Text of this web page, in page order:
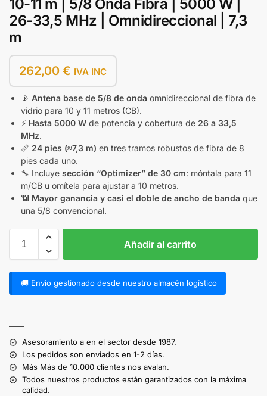
10-11 m | 5/8 Onda Fibra | 5000 W |
26-33,5 MHz | Omnidireccional | 7,3
m
262,00 € IVA INC
📡 Antena base de 5/8 de onda omnidireccional de fibra de
vidrio para 10 y 11 metros (CB).
⚡ Hasta 5000 W de potencia y cobertura de 26 a 33,5
MHz.
📏 24 pies (≈7,3 m) en tres tramos robustos de fibra de 8
pies cada uno.
🔧 Incluye sección “Optimizer” de 30 cm: móntala para 11
m/CB u omítela para ajustar a 10 metros.
📶 Mayor ganancia y casi el doble de ancho de banda que
una 5/8 convencional.
Añadir al carrito
🚚 Envío gestionado desde nuestro almacén logístico
l
t
e
r
n
——
Asesoramiento a en el sector desde 1987.
Los pedidos son enviados en 1-2 días.
Más Más de 10.000 clientes nos avalan.
Todos nuestros productos están garantizados con la máxima
calidad.